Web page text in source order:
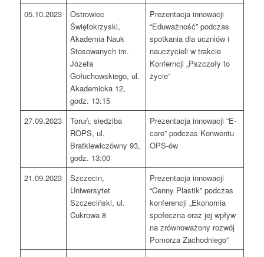
05.10.2023
Ostrowiec
Świętokrzyski,
Akademia Nauk
Stosowanych im.
Józefa
Gołuchowskiego, ul.
Akademicka 12,
godz. 13:15
Prezentacja innowacji
“Eduważność” podczas
spotkania dla uczniów i
nauczycieli w trakcie
Konferncji „Pszczoły to
życie”
27.09.2023
Toruń, siedziba
ROPS, ul.
Bratkiewiczówny 93,
godz. 13:00
Prezentacja innowacji “E-
care” podczas Konwentu
OPS-ów
21.09.2023
Szczecin,
Uniwersytet
Szczeciński, ul.
Cukrowa 8
Prezentacja innowacji
“Cenny Plastik” podczas
konferencji „Ekonomia
społeczna oraz jej wpływ
na zrównoważony rozwój
Pomorza Zachodniego”